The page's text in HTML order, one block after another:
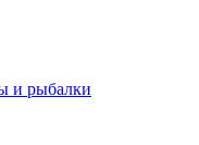
и рыбалки